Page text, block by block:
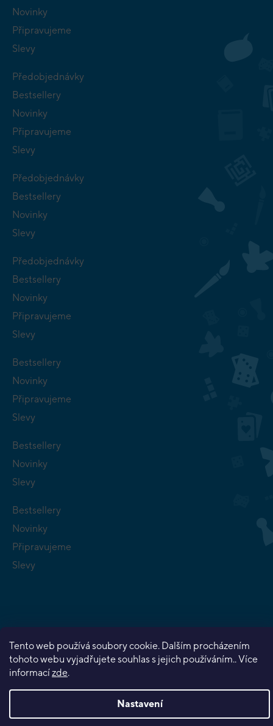
Tento web používá soubory cookie. Dalším procházením
tohoto webu vyjadřujete souhlas s jejich používáním.. Více
informacízde.
Nastavení
Novinky
Připravujeme
Slevy
Předobjednávky
Bestsellery
Novinky
Připravujeme
Slevy
Předobjednávky
Bestsellery
Novinky
Slevy
Předobjednávky
Bestsellery
Novinky
Připravujeme
Slevy
Bestsellery
Novinky
Připravujeme
Slevy
Bestsellery
Novinky
Slevy
Bestsellery
Novinky
Připravujeme
Slevy
Vytvořil Shoptet Premium
Copyright 2026Planeta her. Všechna práva vyhrazena.